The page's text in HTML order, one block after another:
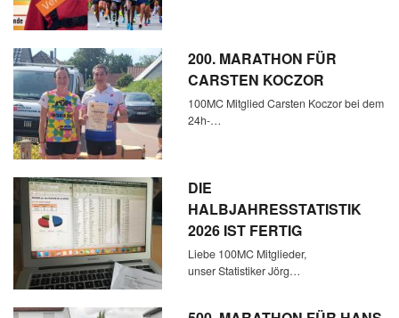
200. MARATHON FÜR
CARSTEN KOCZOR
100MC Mitglied Carsten Koczor bei dem
24h-…
DIE
HALBJAHRESSTATISTIK
2026 IST FERTIG
Liebe 100MC Mitglieder,
unser Statistiker Jörg…